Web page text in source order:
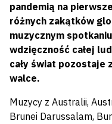
pandemią na
różnych zakątków
muzycznym
wdzięczność całej
cały świat pozostaje
walce.
Muzycy z Australii,
Brunei Darussalam,